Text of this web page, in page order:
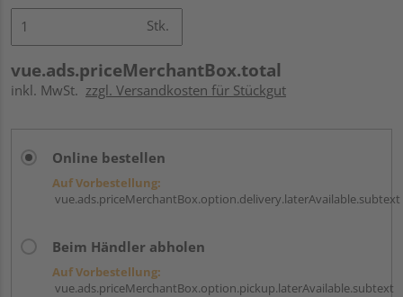
Stk.
vue.ads.priceMerchantBox.total
inkl. MwSt. zzgl. Versandkosten für Stückgut
Online bestellen
Auf Vorbestellung:
vue.ads.priceMerchantBox.option.delivery.laterAvailable.subtext
Beim Händler abholen
Auf Vorbestellung:
vue.ads.priceMerchantBox.option.pickup.laterAvailable.subtext